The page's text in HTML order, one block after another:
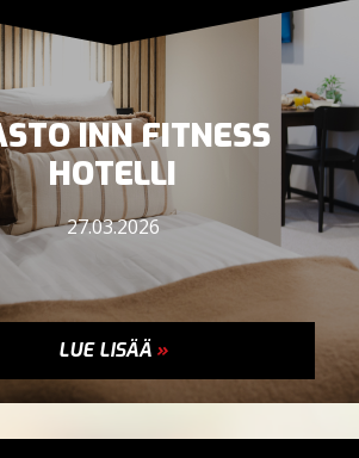
INN FITNESS
HOTELLI
27.03.2026
LUE LISÄÄ »